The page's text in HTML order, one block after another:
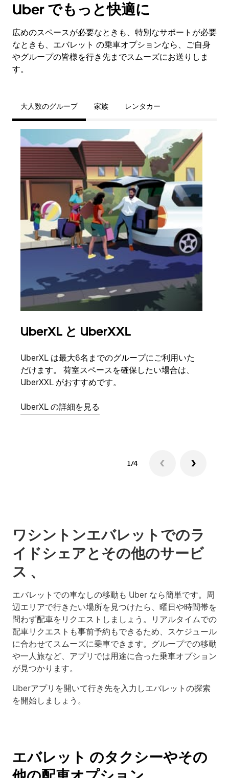
Uber でもっと快適に
広めのスペースが必要なときも、特別なサポートが必要
なときも、エバレット の乗車オプションなら、ご自身
やグループの皆様を行き先までスムーズにお送りしま
す。
大人数のグループ 家族 レンタカー
UberXL と UberXXL
UberXL は最大6名までのグループにご利用いた
だけます。 荷室スペースを確保したい場合は、
UberXXL がおすすめです。
UberXL の詳細を見る
1/4
ワシントンエバレットでのラ
イドシェアとその他のサービ
ス 、
エバレットでの車なしの移動も Uber なら簡単です。周
辺エリアで行きたい場所を見つけたら、曜日や時間帯を
問わず配車をリクエストしましょう。リアルタイムでの
配車リクエストも事前予約もできるため、スケジュール
に合わせてスムーズに乗車できます。グループでの移動
や一人旅など、アプリでは用途に合った乗車オプション
が見つかります。
Uberアプリを開いて行き先を入力しエバレットの探索
を開始しましょう。
エバレット のタクシーやその